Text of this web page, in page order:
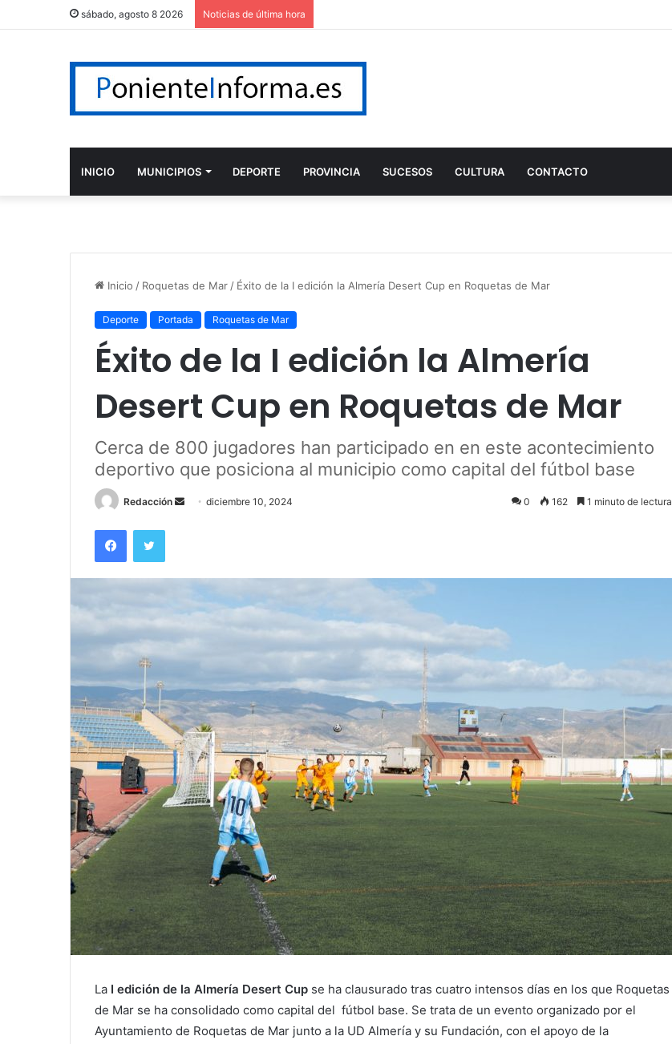
sábado, agosto 8 2026 Noticias de última hora
INICIO MUNICIPIOS DEPORTE PROVINCIA SUCESOS CULTURA CONTACTO
Inicio / Roquetas de Mar / Éxito de la I edición la Almería Desert Cup en Roquetas de Mar
Deporte Portada Roquetas de Mar
Éxito de la I edición la Almería
Desert Cup en Roquetas de Mar
Cerca de 800 jugadores han participado en en este acontecimiento
deportivo que posiciona al municipio como capital del fútbol base
Redacción
Senddiciembre 10, 2024 0 162 1 minuto de lectura
FacebookTwitter
La I edición de la Almería Desert Cup se ha clausurado tras cuatro intensos días en los que Roquetas
de Mar se ha consolidado como capital del fútbol base. Se trata de un evento organizado por el
Ayuntamiento de Roquetas de Mar junto a la UD Almería y su Fundación, con el apoyo de la